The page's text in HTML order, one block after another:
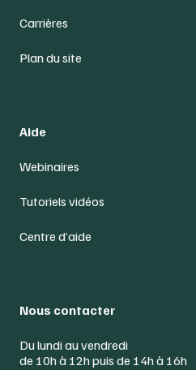
Carrières
Plan du site
Aide
Webinaires
Tutoriels vidéos
Centre d’aide
Nous contacter
Du lundi au vendredi
de 10h à 12h puis de 14h à 16h